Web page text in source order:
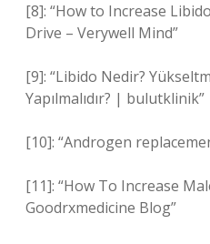
[8]: “How to Increase
Drive – Verywell Mind”
[9]: “Libido Nedir?
Yapılmalıdır? | bulutklinik”
[10]: “Androgen
[11]: “How To Increase
Goodrxmedicine Blog”